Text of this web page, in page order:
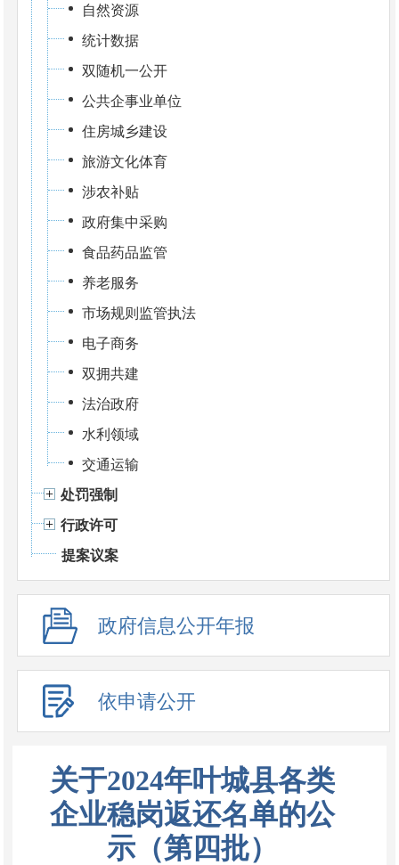
自然资源
统计数据
双随机一公开
公共企事业单位
住房城乡建设
旅游文化体育
涉农补贴
政府集中采购
食品药品监管
养老服务
市场规则监管执法
电子商务
双拥共建
法治政府
水利领域
交通运输
处罚强制
行政许可
提案议案
政府信息公开年报
依申请公开
关于2024年叶城县各类
企业稳岗返还名单的公
示（第四批）